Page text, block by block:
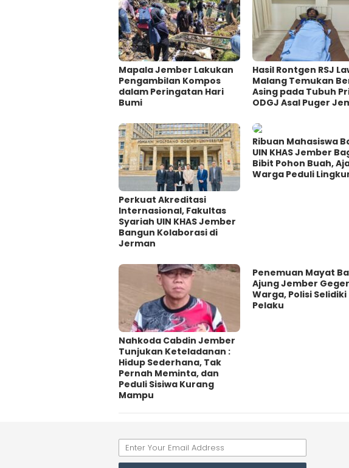
Mapala Jember Lakukan
Pengambilan Kompos
dalam Peringatan Hari
Bumi
Hasil Rontgen RSJ
Malang Temukan
Asing pada Tubuh
ODGJ Asal Puger
Perkuat Akreditasi
Internasional, Fakultas
Syariah UIN KHAS Jember
Bangun Kolaborasi di
Jerman
Ribuan Mahasiswa
UIN KHAS Jember
Bibit Pohon Buah,
Warga Peduli
Nahkoda Cabdin Jember
Tunjukan Keteladanan :
Hidup Sederhana, Tak
Pernah Meminta, dan
Peduli Sisiwa Kurang
Mampu
Penemuan Mayat
Ajung Jember
Warga, Polisi Selidiki
Pelaku